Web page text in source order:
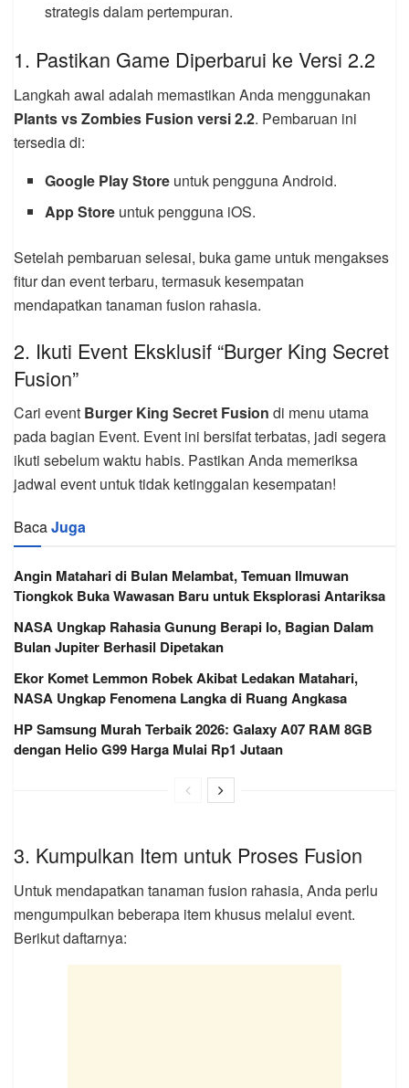
strategis dalam pertempuran.
1. Pastikan Game Diperbarui ke Versi 2.2
Langkah awal adalah memastikan Anda menggunakan
Plants vs Zombies Fusion versi 2.2. Pembaruan ini
tersedia di:
Google Play Store untuk pengguna Android.
App Store untuk pengguna iOS.
Setelah pembaruan selesai, buka game untuk mengakses
fitur dan event terbaru, termasuk kesempatan
mendapatkan tanaman fusion rahasia.
2. Ikuti Event Eksklusif “Burger King Secret
Fusion”
Cari event Burger King Secret Fusion di menu utama
pada bagian Event. Event ini bersifat terbatas, jadi segera
ikuti sebelum waktu habis. Pastikan Anda memeriksa
jadwal event untuk tidak ketinggalan kesempatan!
BacaJuga
Angin Matahari di Bulan Melambat, Temuan Ilmuwan
Tiongkok Buka Wawasan Baru untuk Eksplorasi Antariksa
NASA Ungkap Rahasia Gunung Berapi Io, Bagian Dalam
Bulan Jupiter Berhasil Dipetakan
Ekor Komet Lemmon Robek Akibat Ledakan Matahari,
NASA Ungkap Fenomena Langka di Ruang Angkasa
HP Samsung Murah Terbaik 2026: Galaxy A07 RAM 8GB
dengan Helio G99 Harga Mulai Rp1 Jutaan
3. Kumpulkan Item untuk Proses Fusion
Untuk mendapatkan tanaman fusion rahasia, Anda perlu
mengumpulkan beberapa item khusus melalui event.
Berikut daftarnya: